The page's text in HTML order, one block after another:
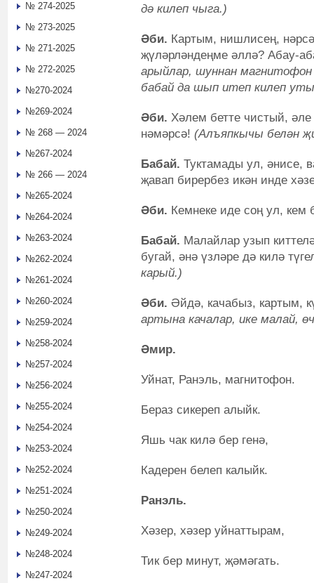
дә килеп чыга.)
Әби. Картым, нишлисең,
җүләрләндеңме әллә? Абау-
арыйлар, шуннан
бабай да шып итеп килеп
Әби. Хәлем бетте чистый, әле
нәмәрсә! (Алъяпкычы белән
Бабай. Туктамады ул, әнисе,
җавап бирербез икән инде
Әби. Кемнеке иде соң ул, кем
Бабай. Малайлар узып
бугай, әнә үзләре дә килә
карый.)
Әби. Әйдә, качабыз, картым,
артына качалар, ике малай,
Әмир.
Уйнат, Ранэль, магнитофон.
Бераз сикереп алыйк.
Яшь чак килә бер генә,
Кадерен белеп калыйк.
Ранэль.
Хәзер, хәзер уйнаттырам,
Тик бер минут, җәмәгать.
№ 274-2025
№ 273-2025
№ 271-2025
№ 272-2025
№270-2024
№269-2024
№ 268 — 2024
№267-2024
№ 266 — 2024
№265-2024
№264-2024
№263-2024
№262-2024
№261-2024
№260-2024
№259-2024
№258-2024
№257-2024
№256-2024
№255-2024
№254-2024
№253-2024
№252-2024
№251-2024
№250-2024
№249-2024
№248-2024
№247-2024